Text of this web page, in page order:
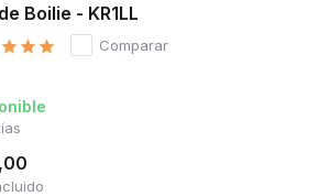
Boilie - KR1LL
Comparar